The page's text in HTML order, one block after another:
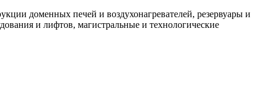
доменных печей и воздухонагревателей, резервуары и
и лифтов, магистральные и технологические